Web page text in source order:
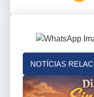
NOTÍCIAS